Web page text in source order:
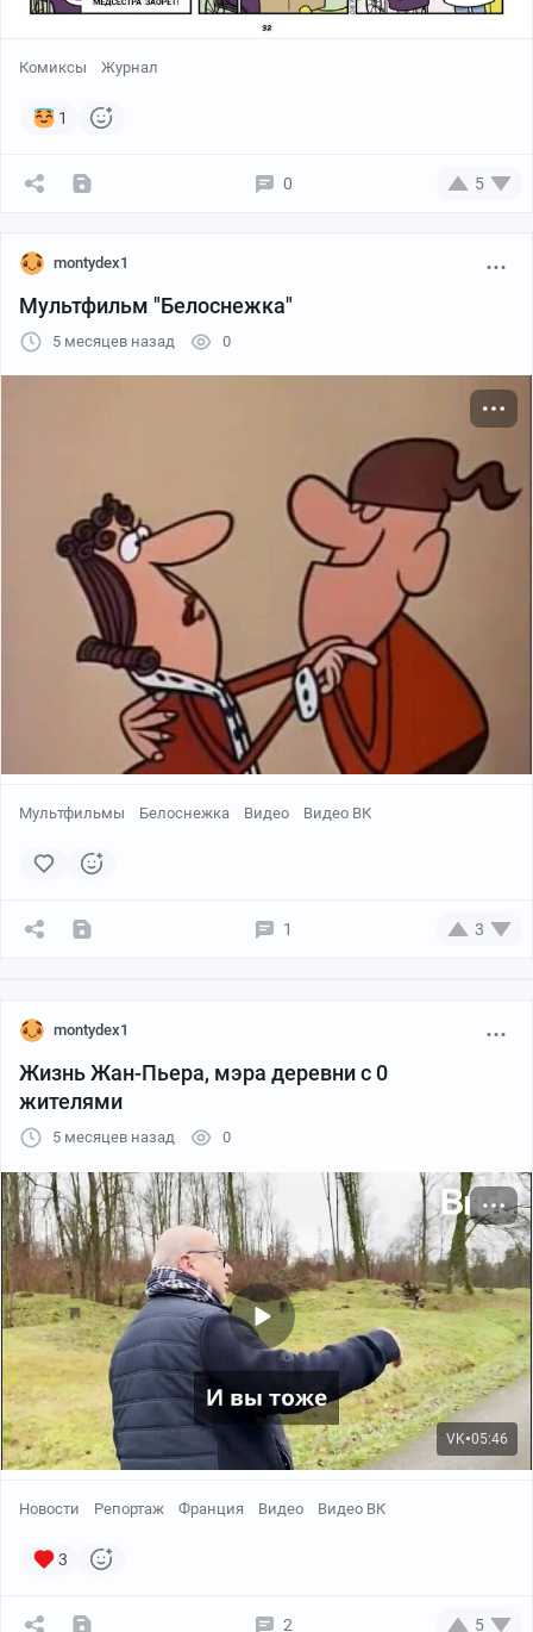
Комиксы Журнал
1
0 5
montydex1
Мультфильм "Белоснежка"
5 месяцев назад 0
Мультфильмы Белоснежка Видео Видео ВК
1 3
montydex1
Жизнь Жан-Пьера, мэра деревни с 0
жителями
5 месяцев назад 0
VK●05:46
Новости Репортаж Франция Видео Видео ВК
3
2 5